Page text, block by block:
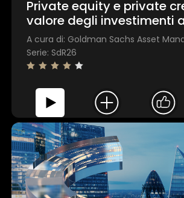
Private equity e private
valore degli investimenti
A cura di: Goldman Sachs Asset
Serie: SdR26